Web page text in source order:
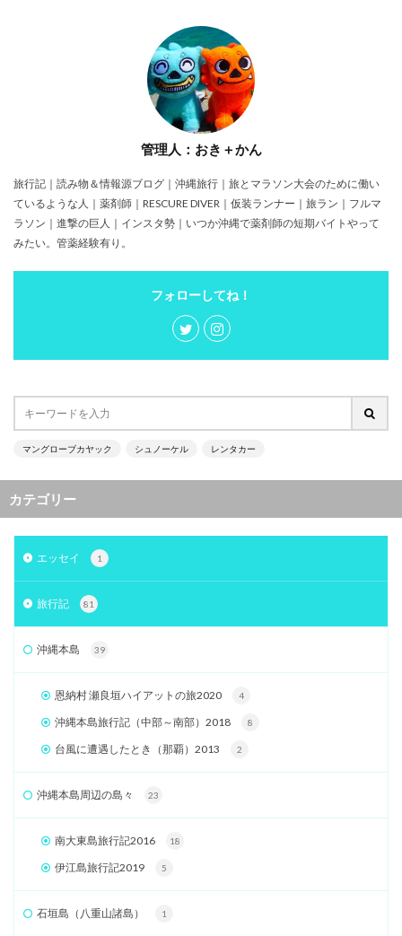
管理人：おき＋かん
旅行記｜読み物＆情報源ブログ｜沖縄旅行｜旅とマラソン大会のために働い
ているような人｜薬剤師｜RESCURE DIVER｜仮装ランナー｜旅ラン｜フルマ
ラソン｜進撃の巨人｜インスタ勢｜いつか沖縄で薬剤師の短期バイトやって
みたい。管薬経験有り。
フォローしてね！
マングローブカヤック シュノーケル レンタカー
カテゴリー
エッセイ 1
旅行記 81
沖縄本島 39
恩納村 瀬良垣ハイアットの旅2020 4
沖縄本島旅行記（中部～南部）2018 8
台風に遭遇したとき（那覇）2013 2
沖縄本島周辺の島々 23
南大東島旅行記2016 18
伊江島旅行記2019 5
石垣島（八重山諸島） 1